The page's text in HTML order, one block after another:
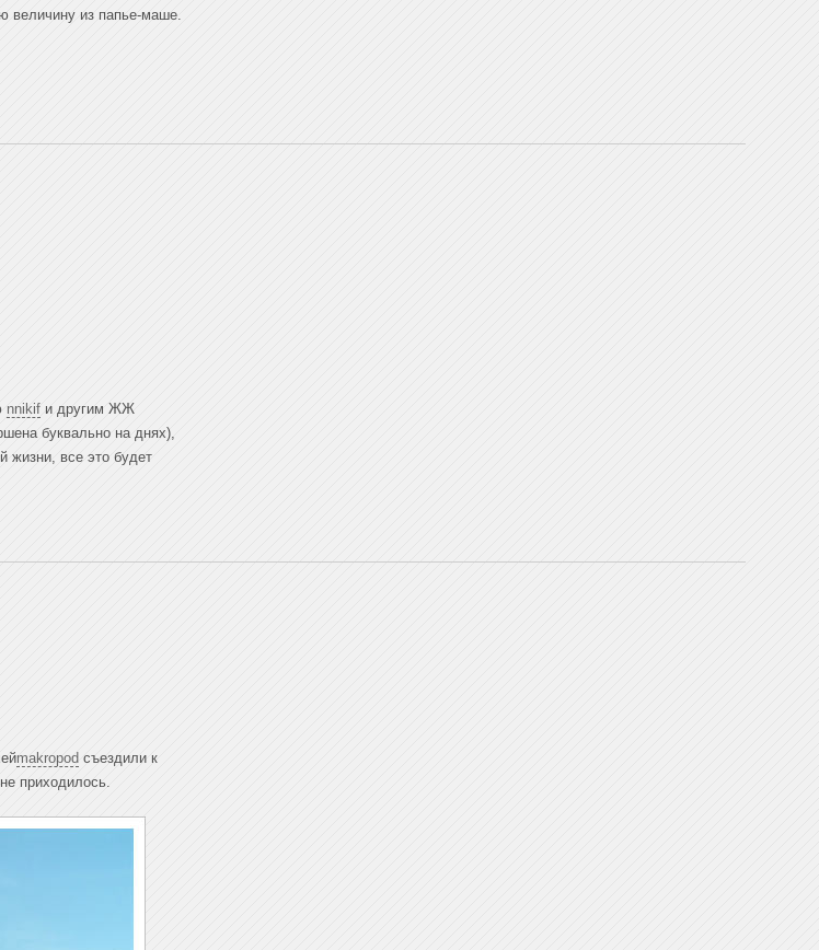
величину из папье-маше.
nnikif и другим ЖЖ
буквально на днях),
жизни, все это будет
makropod съездили к
приходилось.